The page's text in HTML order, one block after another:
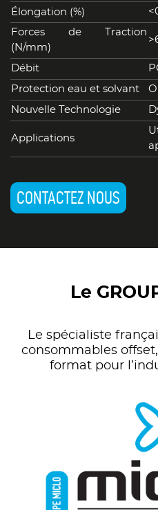
Élongation (%)
Forces de Traction
(N/mm)
Débit
Protection eau et solvant
Nouvelle Technologie
Applications
CONTACTEZ NOUS
Le
Le spécialiste
consommables
format pour